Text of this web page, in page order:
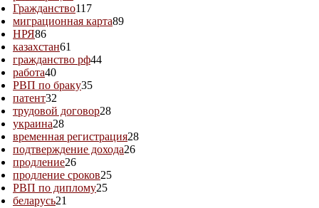
Гражданство117
миграционная карта89
НРЯ86
казахстан61
гражданство рф44
работа40
РВП по браку35
патент32
трудовой договор28
украина28
временная регистрация28
подтверждение дохода26
продление26
продление сроков25
РВП по диплому25
беларусь21